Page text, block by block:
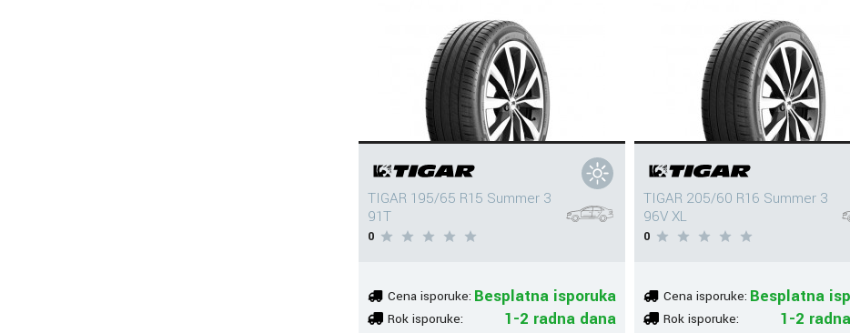
TIGAR 195/65 R15 Summer 3
91T
0
Cena isporuke: Besplatna isporuka
Rok isporuke: 1-2 radna dana
TIGAR 205/60 R16 Summer 3
96V XL
0
Cena isporuke: Besplatna
Rok isporuke: 1-2